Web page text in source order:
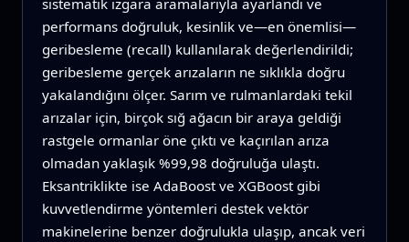
sistematik ızgara aramalarıyla ayarlandı ve
performans doğruluk, kesinlik ve—en önemlisi—
geribesleme (recall) kullanılarak değerlendirildi;
geribesleme gerçek arızaların ne sıklıkla doğru
yakalandığını ölçer. Sarım ve rulmanlardaki tekil
arızalar için, birçok sığ ağacın bir araya geldiği
rastgele ormanlar öne çıktı ve kaçırılan arıza
olmadan yaklaşık %99,98 doğruluğa ulaştı.
Eksantriklikte ise AdaBoost ve XGBoost gibi
kuvvetlendirme yöntemleri destek vektör
makinelerine benzer doğrulukla ulaşıp, ancak veri